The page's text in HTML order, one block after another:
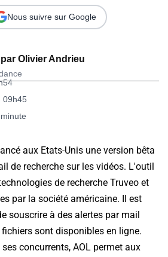
Olivier Andrieu
09h45
Nous suivre sur Google
aux Etats-Unis une version bêta
de recherche sur les vidéos. L'outil
de recherche Truveo et
par la société américaine. Il est
souscrire à des alertes par mail
sont disponibles en ligne.
concurrents, AOL permet aux